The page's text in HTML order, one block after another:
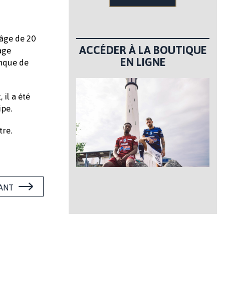
de 20
de
il a été
ACCÉDER À LA BOUTIQUE
EN LIGNE